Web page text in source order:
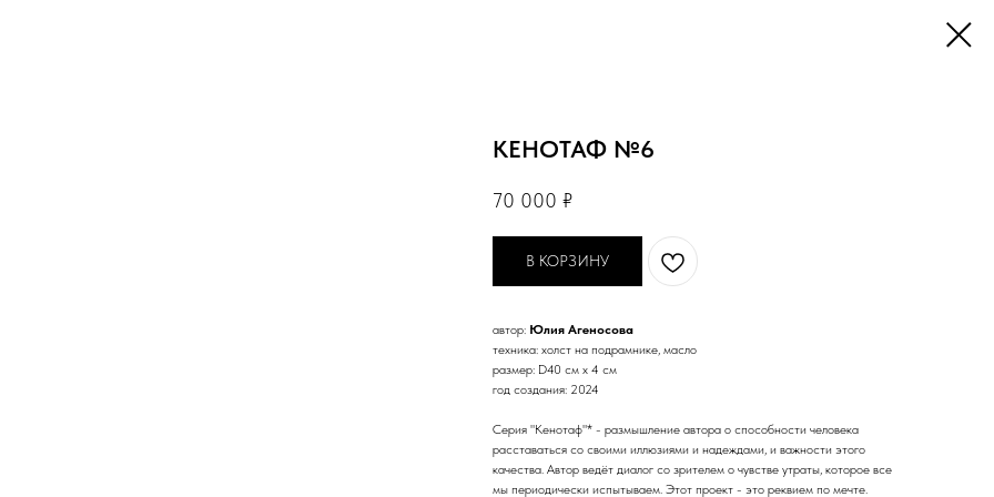
КЕНОТАФ №6
70 000 ₽
В КОРЗИНУ
автор: Юлия Агеносова
техника: холст на подрамнике, масло
размер: D40 см х 4 см
год создания: 2024
Серия "Кенотаф"* - размышление автора о способности человека
расставаться со своими иллюзиями и надеждами, и важности этого
качества. Автор ведёт диалог со зрителем о чувстве утраты, которое все
мы периодически испытываем. Этот проект - это реквием по мечте.